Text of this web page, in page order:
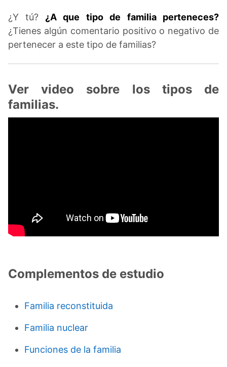
¿Y tú? ¿A que tipo de familia perteneces?
¿Tienes algún comentario positivo o negativo de
pertenecer a este tipo de familias?
Ver video sobre los tipos de
familias.
Complementos de estudio
Familia reconstituida
Familia nuclear
Funciones de la familia